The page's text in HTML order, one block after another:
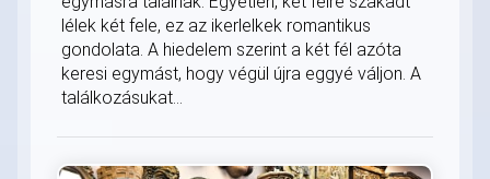
lélek két fele, ez az ikerlelkek romantikus
gondolata. A hiedelem szerint a két fél azóta
keresi egymást, hogy végül újra eggyé váljon. A
találkozásukat...